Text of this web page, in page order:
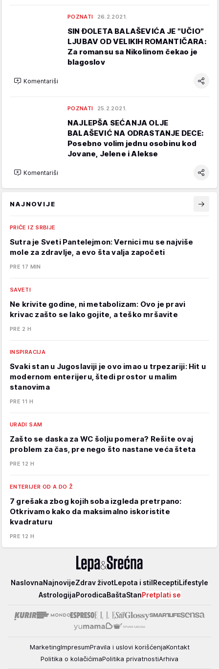
POZNATI 26.2.2021.
SIN ĐOLETA BALAŠEVIĆA JE "UČIO"
LJUBAV OD VELIKIH ROMANTIČARA:
Za romansu sa Nikolinom čekao je
blagoslov
Komentariši
POZNATI 25.2.2021.
NAJLEPŠA SEĆANJA OLJE
BALAŠEVIĆ NA ODRASTANJE DECE:
Posebno volim jednu osobinu kod
Jovane, Jelene i Alekse
Komentariši
NAJNOVIJE
PRIČE IZ SRBIJE
Sutra je Sveti Pantelejmon: Vernici mu se najviše
mole za zdravlje, a evo šta valja započeti
PRE 17 MIN
SAVETI
Ne krivite godine, ni metabolizam: Ovo je pravi
krivac zašto se lako gojite, a teško mršavite
PRE 2 H
INSPIRACIJA
Svaki stan u Jugoslaviji je ovo imao u trpezariji: Hit u
modernom enterijeru, štedi prostor u malim
stanovima
PRE 11 H
URADI SAM
Zašto se daska za WC šolju pomera? Rešite ovaj
problem za čas, pre nego što nastane veća šteta
PRE 12 H
ENTERIJER OD A DO Ž
7 grešaka zbog kojih soba izgleda pretrpano:
Otkrivamo kako da maksimalno iskoristite
kvadraturu
PRE 12 H
Lepa
NaslovnaNajnovijeZdrav životLepota i stilReceptiLifestyle
AstrologijaPorodicaBaštaStanPretplati se
MarketingImpresumPravila i uslovi korišćenjaKontakt
Politika o kolačićimaPolitika privatnostiArhiva